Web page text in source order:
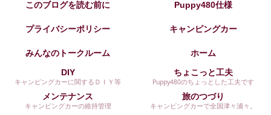
このブログを読む前に Puppy480仕様
プライバシーポリシー キャンピングカー
みんなのトークルーム
ホーム
DIY
キャンピングカーに関するＤＩＹ等
ちょこっと工夫
Puppy480のちょっとした工夫です
メンテナンス
キャンピングカーの維持管理
旅のつづり
キャンピングカーで全国津々浦々。